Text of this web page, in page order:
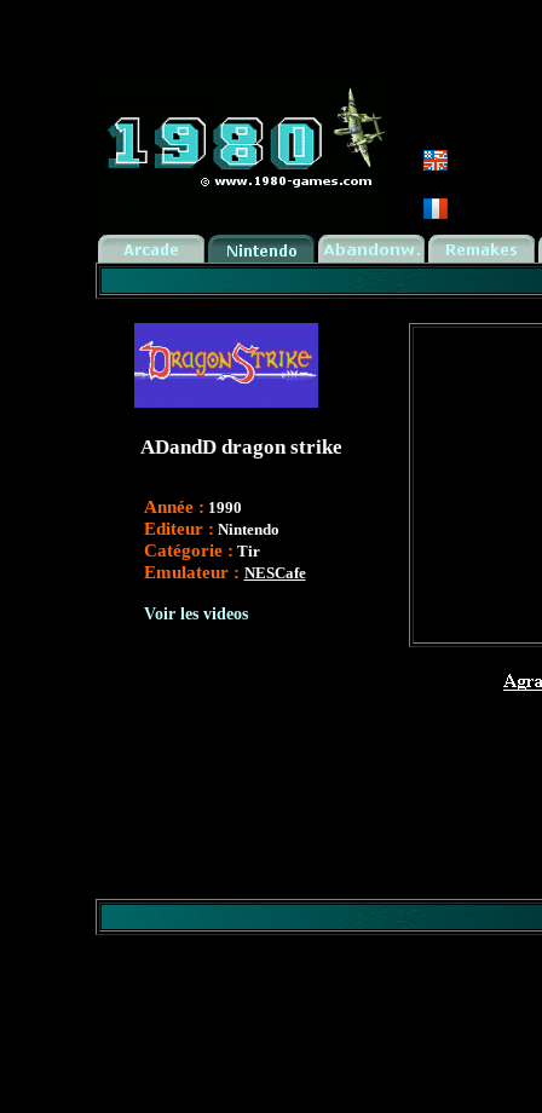
ADandD dragon strike
Année : 1990
Editeur : Nintendo
Catégorie : Tir
Emulateur : NESCafe
Voir les videos